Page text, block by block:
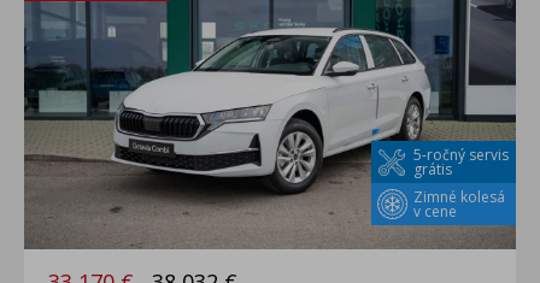
Zimné kolesá
v cene
5-ročný servis
grátis